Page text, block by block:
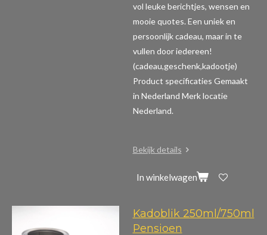
vol leuke berichtjes, wensen en
mooie quotes. Een uniek en
persoonlijk cadeau, maar in te
vullen door iedereen!
(cadeau,geschenk,kadootje)
Product specificaties Gemaakt
in Nederland Merk locatie
Nederland.
Bekijk details
In winkelwagen
Kadoblik 250ml/750ml
Pensioen